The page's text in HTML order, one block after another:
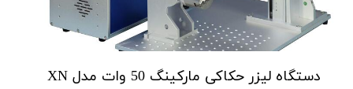
دستگاه لیزر حکاکی مارکینگ 50 وات مدل XN